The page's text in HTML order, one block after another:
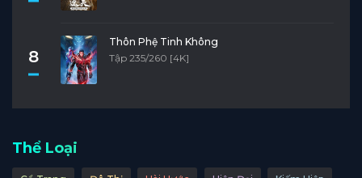
8
Thôn Phệ Tinh Không
Tập 235/260 [4K]
Thể Loại